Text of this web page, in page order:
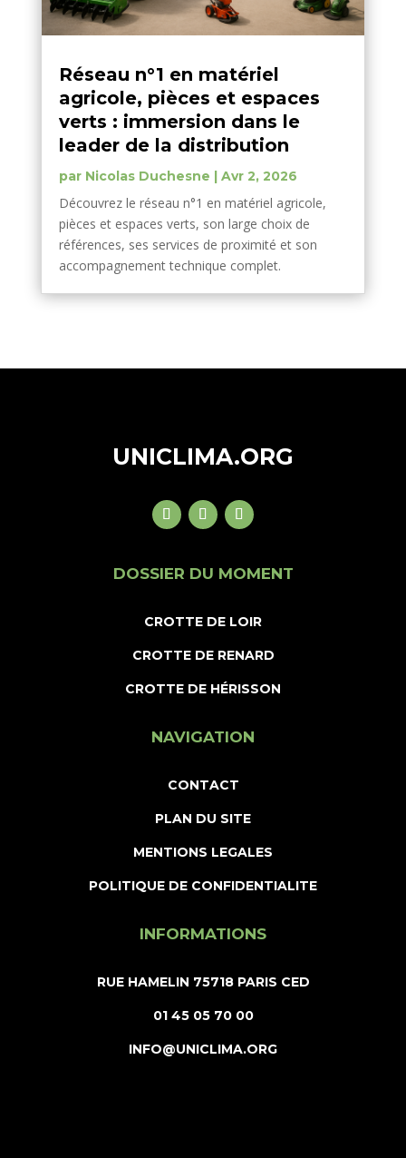
Réseau n°1 en matériel
agricole, pièces et espaces
verts : immersion dans le
leader de la distribution
par Nicolas Duchesne | Avr 2, 2026
Découvrez le réseau n°1 en matériel agricole,
pièces et espaces verts, son large choix de
références, ses services de proximité et son
accompagnement technique complet.
UNICLIMA.ORG
DOSSIER DU MOMENT
CROTTE DE LOIR
CROTTE DE RENARD
CROTTE DE HÉRISSON
NAVIGATION
CONTACT
PLAN DU SITE
MENTIONS LEGALES
POLITIQUE DE CONFIDENTIALITE
INFORMATIONS
RUE HAMELIN 75718 PARIS CED
01 45 05 70 00
INFO@UNICLIMA.ORG